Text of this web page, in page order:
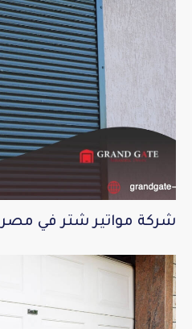
شركة مواتير شتر في مصر